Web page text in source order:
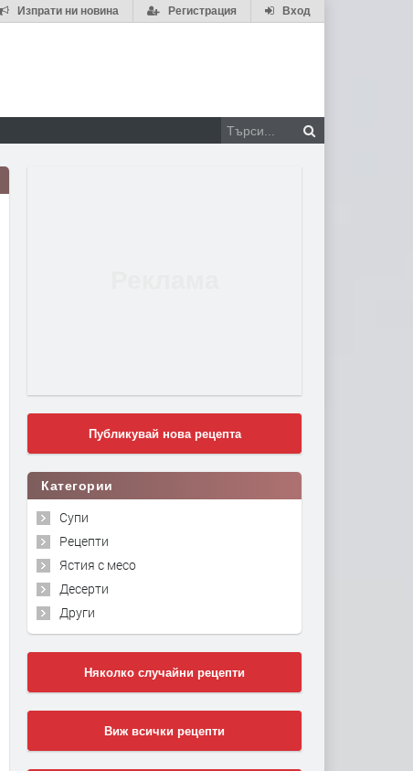
Вход
Регистрация
Изпрати ни новина
Публикувай нова рецепта
Категории
Супи
Рецепти
Ястия с месо
Десерти
Други
Няколко случайни рецепти
Виж всички рецепти